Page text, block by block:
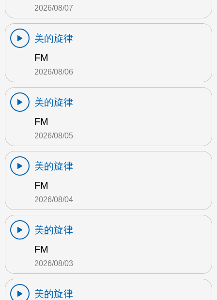
2026/08/07
美的旋律
FM
2026/08/06
美的旋律
FM
2026/08/05
美的旋律
FM
2026/08/04
美的旋律
FM
2026/08/03
美的旋律